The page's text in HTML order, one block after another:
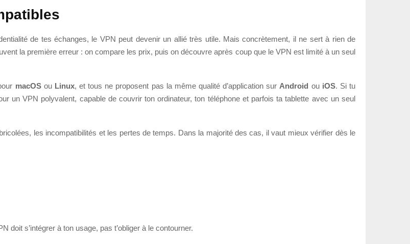
de tes échanges, le VPN peut devenir un allié très utile. Mais concrètement, il ne sert à rien de
la première erreur : on compare les prix, puis on découvre après coup que le VPN est limité à un seul
macOSou Linux, et tous ne proposent pas la même qualité d’application sur Android ou iOS. Si tu
un VPN polyvalent, capable de couvrir ton ordinateur, ton téléphone et parfois ta tablette avec un seul
les incompatibilités et les pertes de temps. Dans la majorité des cas, il vaut mieux vérifier dès le
doit s’intégrer à ton usage, pas t’obliger à le contourner.